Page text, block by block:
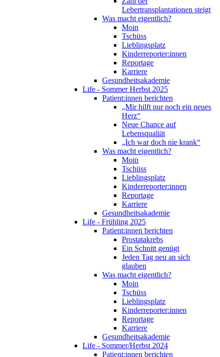
Lebertransplantationen steigt
Was macht eigentlich?
Moin
Tschüss
Lieblingsplatz
Kinderreporter:innen
Reportage
Karriere
Gesundheitsakademie
Life - Sommer Herbst 2025
Patient:innen berichten
„Mir hilft nur noch ein neues
Herz“
Neue Chance auf
Lebensqualiät
„Ich war doch nie krank“
Was macht eigentlich?
Moin
Tschüss
Lieblingsplatz
Kinderreporter:innen
Reportage
Karriere
Gesundheitsakademie
Life - Frühling 2025
Patient:innen berichten
Prostatakrebs
Ein Schnitt genügt
Jeden Tag neu an sich
glauben
Was macht eigentlich?
Moin
Tschüss
Lieblingsplatz
Kinderreporter:innen
Reportage
Karriere
Gesundheitsakademie
Life - Sommer/Herbst 2024
Patient:innen berichten